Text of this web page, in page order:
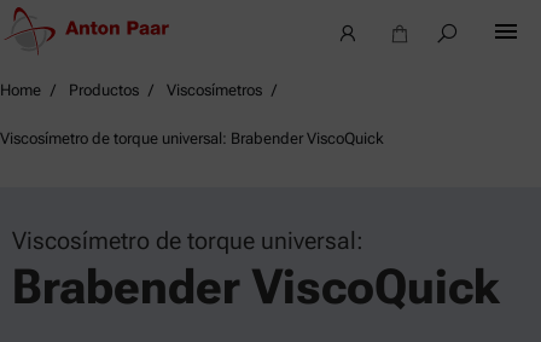
Home Productos Viscosímetros
Viscosímetro de torque universal: Brabender ViscoQuick
Viscosímetro de torque universal:
Brabender ViscoQuick